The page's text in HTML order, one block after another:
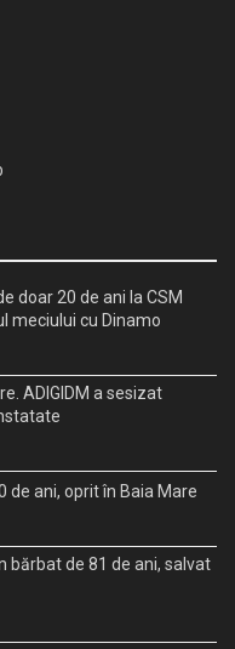
doar 20 de ani la CSM
meciului cu Dinamo
ADIGIDM a sesizat
de ani, oprit în Baia Mare
bărbat de 81 de ani, salvat